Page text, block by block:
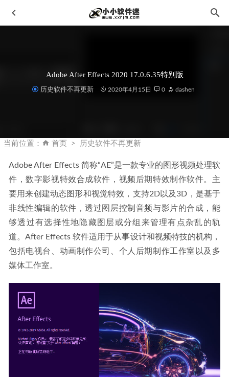
Adobe After Effects 2020 17.0.6.35特别版
历史软件不再更新 2020年4月15日 0 dashen
当前位置： 首页 历史软件不再更新
Adobe After Effects 简称“AE”是一款专业的图形视频处理软
件，数字影视特效合成软件，视频后期特效制作软件。主
要用来创建动态图形和视觉特效，支持2D以及3D，是基于
非线性编辑的软件，透过图层控制音频与影片的合成，能
够透过有选择性地隐藏图层或分组来管理有点杂乱的轨
道。After Effects 软件适用于从事设计和视频特技的机构，
包括电视台、动画制作公司、个人后期制作工作室以及多
媒体工作室。
2023-05-06
2019-10-28
Corel VideoStudio Ultimate 2023 会声会影2023 V26.2.0.311
雨糖科技特别版 2024-07-23
Arcgis Desktop 10.2中文破解版+安装教程 2021-03-12
奇客PDF GeekerPDF v3.3.0.1213中文破解版 2023-12-15